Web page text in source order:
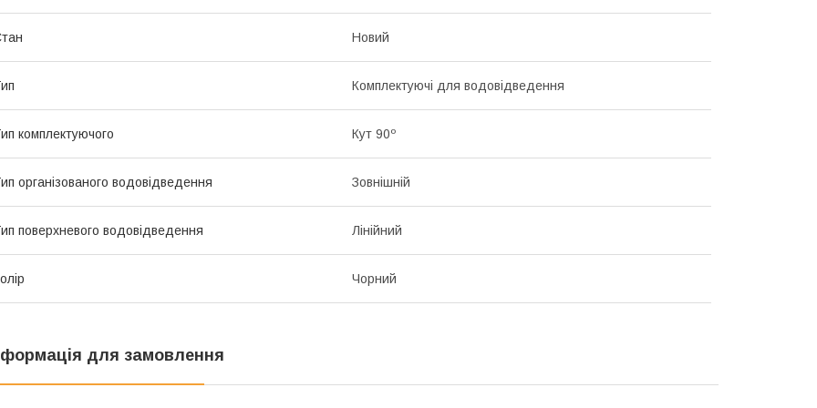
Новий
Комплектуючі для водовідведення
комплектуючого Кут 90º
організованого водовідведення Зовнішній
поверхневого водовідведення Лінійний
Чорний
для замовлення